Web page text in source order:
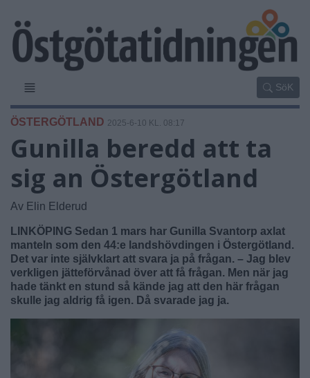
SöK
ÖSTERGÖTLAND 2025-6-10 KL. 08:17
Gunilla beredd att ta
sig an Östergötland
Av Elin Elderud
LINKÖPING Sedan 1 mars har Gunilla Svantorp axlat
manteln som den 44:e landshövdingen i Östergötland.
Det var inte självklart att svara ja på frågan. – Jag blev
verkligen jätteförvånad över att få frågan. Men när jag
hade tänkt en stund så kände jag att den här frågan
skulle jag aldrig få igen. Då svarade jag ja.